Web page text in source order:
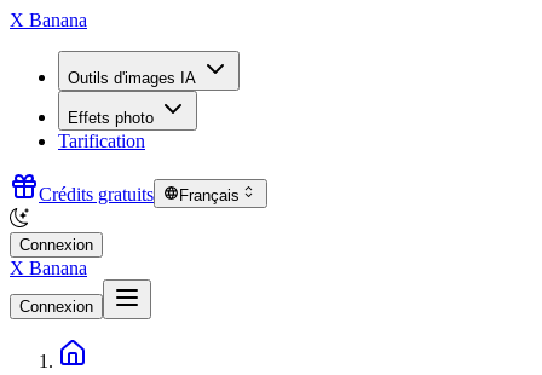
X Banana
Outils d'images IA
Effets photo
Tarification
Crédits gratuits Français
Connexion
X Banana
Connexion